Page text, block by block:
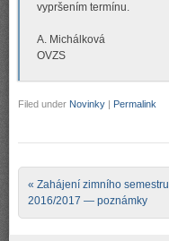
vypršením termínu.
A. Michálková
OVZS
Filed under Novinky | Permalink
Post navigation
« Zahájení zimního semestru
2016/2017 — poznámky